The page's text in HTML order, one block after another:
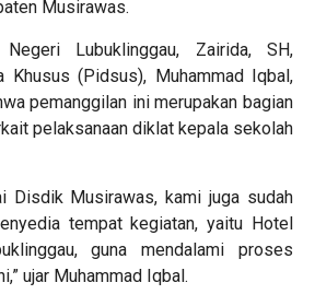
Musirawas.
Lubuklinggau, Zairida, SH,
Khusus (Pidsus), Muhammad Iqbal,
pemanggilan ini merupakan bagian
pelaksanaan diklat kepala sekolah
Disdik Musirawas, kami juga sudah
tempat kegiatan, yaitu Hotel
guna mendalami proses
ujar Muhammad Iqbal.